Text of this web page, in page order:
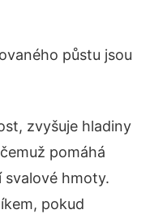
půstu jsou
zvyšuje hladiny
pomáhá
svalové hmoty.
pokud